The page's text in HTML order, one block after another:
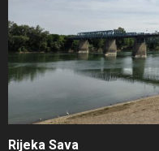
Rijeka Sava